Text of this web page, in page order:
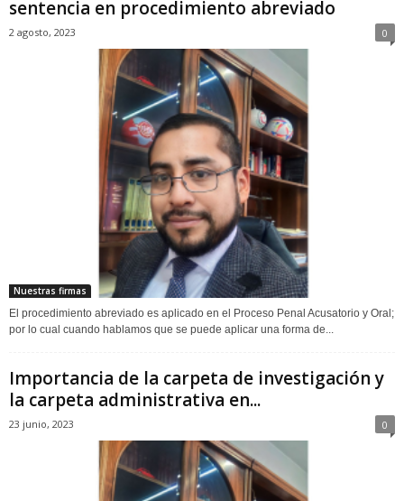
sentencia en procedimiento abreviado
2 agosto, 2023 0
Nuestras firmas
El procedimiento abreviado es aplicado en el Proceso Penal Acusatorio y Oral;
por lo cual cuando hablamos que se puede aplicar una forma de...
Importancia de la carpeta de investigación y
la carpeta administrativa en...
23 junio, 2023 0